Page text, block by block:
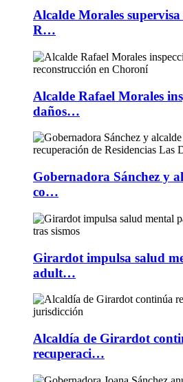
Alcalde Morales
R…
Alcalde Rafael Morales
daños…
Gobernadora Sánchez y
co…
Girardot impulsa salud
adult…
Alcaldía de Girardot
recuperaci…